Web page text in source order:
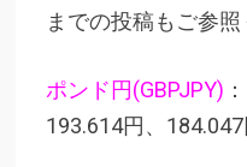
までの投稿もご参照
ポンド円(GBPJPY)
193.614円、184.047